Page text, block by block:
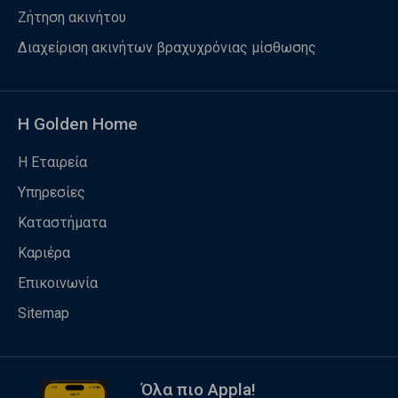
Ζήτηση ακινήτου
Διαχείριση ακινήτων βραχυχρόνιας μίσθωσης
Η Golden Home
Η Εταιρεία
Υπηρεσίες
Καταστήματα
Καριέρα
Επικοινωνία
Sitemap
Όλα πιο Appla!